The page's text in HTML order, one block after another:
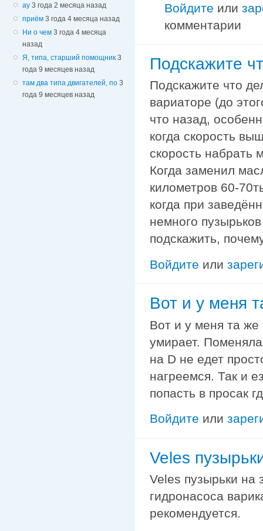
ау 3 года 2 месяца назад
приём 3 года 4 месяца назад
Ни о чем 3 года 4 месяца
назад
Я, типа, старший помощник 3
года 9 месяцев назад
там два типа двигателей, по 3
года 9 месяцев назад
Войдите или
комментарии
Подскажите
Подскажите что
вариаторе (до
что назад,
когда скорость
скорость набрать
Когда заменил
километров 60-
когда при
немного
подскажить,
Войдите или
Вот и у меня
Вот и у меня та же
умирает.
на D не едет
нагреемся. Так и
попасть в просак
Войдите или
Veles
Veles пузырьки на
гидронасоса
рекомендуется.